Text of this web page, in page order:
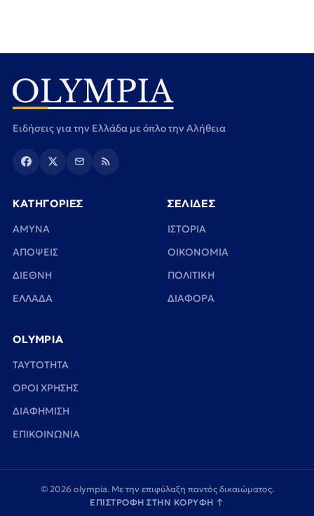
Ειδήσεις για την Ελλάδα με όπλο την Αλήθεια
ΚΑΤΗΓΟΡΙΕΣ
ΑΜΥΝΑ
ΑΠΟΨΕΙΣ
ΔΙΕΘΝΗ
ΕΛΛΑΔΑ
ΣΕΛΙΔΕΣ
ΙΣΤΟΡΙΑ
ΟΙΚΟΝΟΜΙΑ
ΠΟΛΙΤΙΚΗ
ΔΙΑΦΟΡΑ
OLYMPIA
TAYTOTHTA
ΟΡΟΙ ΧΡΗΣΗΣ
ΔΙΑΦΗΜΙΣΗ
ΕΠΙΚΟΙΝΩΝΙΑ
© 2026 olympia. Με την επιφύλαξη παντός δικαιώματος.
ΕΠΙΣΤΡΟΦΗ ΣΤΗΝ ΚΟΡΥΦΗ ↑